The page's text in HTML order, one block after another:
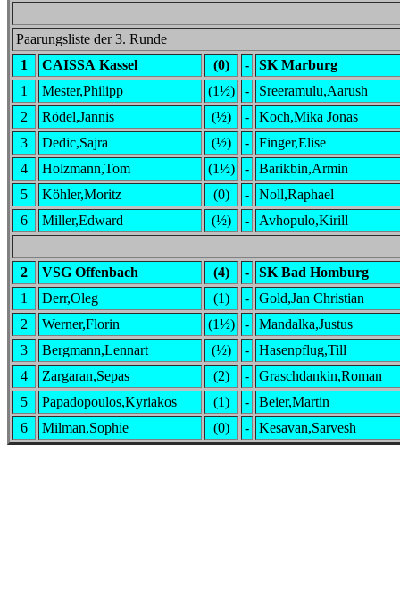
Paarungsliste der 3. Runde
1
CAISSA Kassel (0) -
SK Marburg
1
Mester,Philipp (1½) -
Sreeramulu,Aarush
2
Rödel,Jannis (½) -
Koch,Mika Jonas
3
Dedic,Sajra (½) -
Finger,Elise
4
Holzmann,Tom (1½) -
Barikbin,Armin
5
Köhler,Moritz (0) -
Noll,Raphael
6
Miller,Edward (½) - Avhopulo,Kirill
2 VSG Offenbach (4) -
SK Bad Homburg
1
Derr,Oleg (1) -
Gold,Jan Christian
2
Werner,Florin (1½) -
Mandalka,Justus
3
Bergmann,Lennart (½) -
Hasenpflug,Till
4
Zargaran,Sepas (2) -
Graschdankin,Roman
5
Papadopoulos,Kyriakos (1) -
Beier,Martin
6
Milman,Sophie (0) - Kesavan,Sarvesh